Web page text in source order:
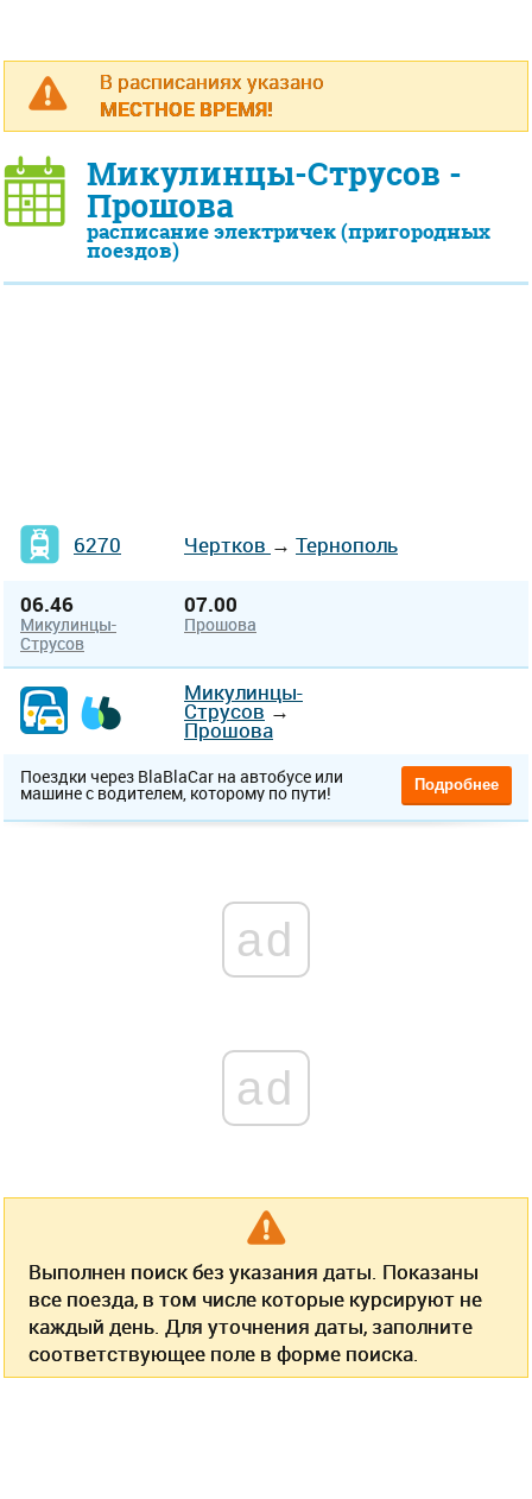
В расписаниях указано
МЕСТНОЕ ВРЕМЯ!
Микулинцы-Струсов -
Прошова
расписание электричек (пригородных
поездов)
6270 Чертков → Тернополь
06.46
Микулинцы-
Струсов
07.00
Прошова
Микулинцы-
Струсов→
Прошова
Поездки через BlaBlaCar на автобусе или
машине с водителем, которому по пути! Подробнее
ad
ad
Выполнен поиск без указания даты. Показаны
все поезда, в том числе которые курсируют не
каждый день. Для уточнения даты, заполните
соответствующее поле в форме поиска.